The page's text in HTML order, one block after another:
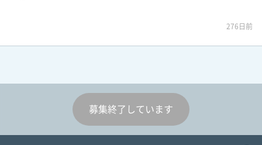
276日前
募集終了しています